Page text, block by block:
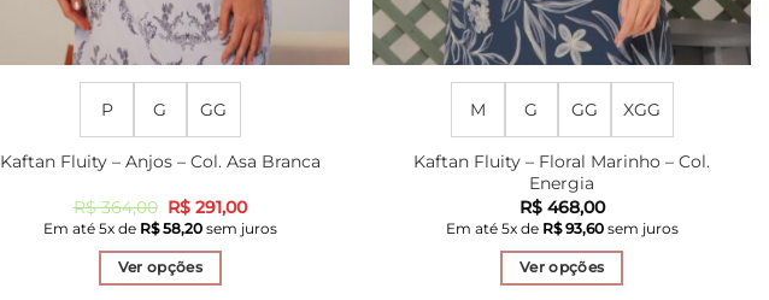
P G GG
Kaftan Fluity – Anjos – Col. Asa Branca
R$364,00 O
preço
original
era:
R$ 364,00.
R$291,00O
preço
atual
Em até 5x de R$58,20sem juros
Ver opções
M G GG XGG
Kaftan Fluity – Floral Marinho – Col.
Energia
R$468,00
Em até 5x de R$93,60sem juros
Ver opções